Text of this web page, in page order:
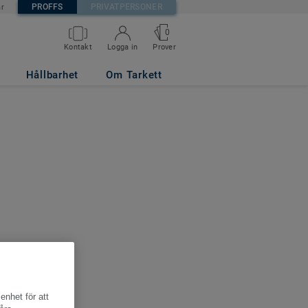
PROFFS PRIVATPERSONER
Kontakt Logga in
0
Prover
Hållbarhet Om Tarkett
för att